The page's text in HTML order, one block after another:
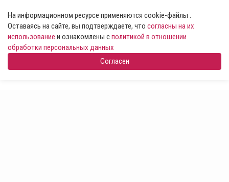
На информационном ресурсе применяются cookie-файлы .
Оставаясь на сайте, вы подтверждаете, что согласны на их
использование и ознакомлены сполитикой в отношении
обработки персональных данных
Согласен